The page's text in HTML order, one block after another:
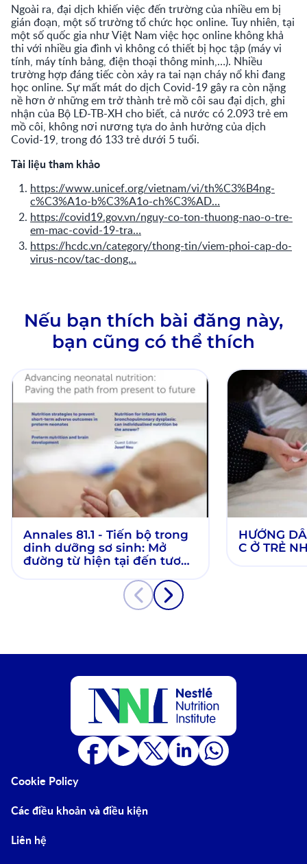
Ngoài ra, đại dịch khiến việc đến trường của nhiều em bị
gián đoạn, một số trường tổ chức học online. Tuy nhiên, tại
một số quốc gia như Việt Nam việc học online không khả
thi với nhiều gia đình vì không có thiết bị học tập (máy vi
tính, máy tính bảng, điện thoại thông minh,…). Nhiều
trường hợp đáng tiếc còn xảy ra tai nạn cháy nổ khi đang
học online. Sự mất mát do dịch Covid-19 gây ra còn nặng
nề hơn ở những em trở thành trẻ mồ côi sau đại dịch, ghi
nhận của Bộ LĐ-TB-XH cho biết, cả nước có 2.093 trẻ em
mồ côi, không nơi nương tựa do ảnh hưởng của dịch
Covid-19, trong đó 133 trẻ dưới 5 tuổi.
Tài liệu tham khảo
https://www.unicef.org/vietnam/vi/th%C3%B4ng-
c%C3%A1o-b%C3%A1o-ch%C3%AD…
https://covid19.gov.vn/nguy-co-ton-thuong-nao-o-tre-
em-mac-covid-19-tra…
https://hcdc.vn/category/thong-tin/viem-phoi-cap-do-
virus-ncov/tac-dong…
Nếu bạn thích bài đăng này,
bạn cũng có thể thích
Annales 81.1 - Tiến bộ trong
dinh dưỡng sơ sinh: Mở
đường từ hiện tại đến tương
HƯỚNG
C Ở TRẺ
Cookie Policy
Các điều khoản và điều kiện
Liên hệ